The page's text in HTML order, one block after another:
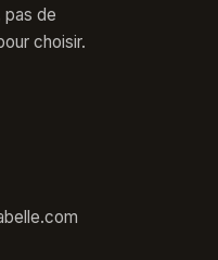
pas de
choisir.